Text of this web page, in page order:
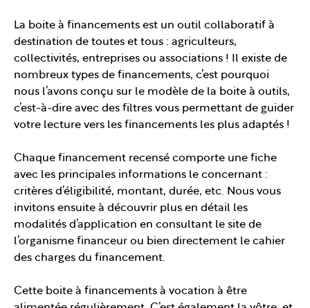
La boite à financements est un outil collaboratif à
destination de toutes et tous : agriculteurs,
collectivités, entreprises ou associations ! Il existe de
nombreux types de financements, c’est pourquoi
nous l’avons conçu sur le modèle de la boite à outils,
c’est-à-dire avec des filtres vous permettant de guider
votre lecture vers les financements les plus adaptés !
Chaque financement recensé comporte une fiche
avec les principales informations le concernant :
critères d’éligibilité, montant, durée, etc. Nous vous
invitons ensuite à découvrir plus en détail les
modalités d’application en consultant le site de
l’organisme financeur ou bien directement le cahier
des charges du financement.
Cette boite à financements à vocation à être